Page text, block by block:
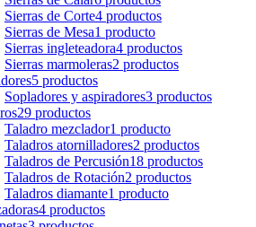
Sierras de Corte4 productos
Sierras de Mesa1 producto
Sierras ingleteadora4 productos
Sierras marmoleras2 productos
5 productos
Sopladores y aspiradores3 productos
29 productos
Taladro mezclador1 producto
Taladros atornilladores2 productos
Taladros de Percusión18 productos
Taladros de Rotación2 productos
Taladros diamante1 producto
4 productos